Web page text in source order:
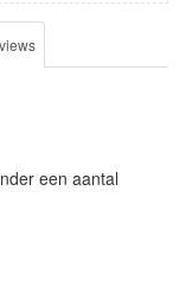
een aantal